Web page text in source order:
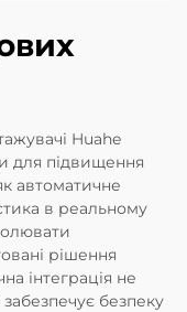
Huahe
для підвищення
автоматичне
в реальному
рішення
інтеграція не
безпеку